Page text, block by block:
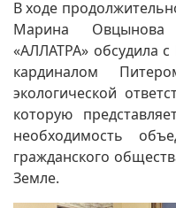
В ходе
Марина
«АЛЛАТРА» обсудила
кардиналом
экологической
которую
необходимость
гражданского
Земле.